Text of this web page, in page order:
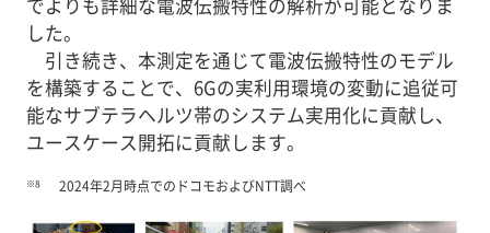
した。
引き続き、本測定を通じて電波伝搬特性のモデル
を構築することで、6Gの実利用環境の変動に追従可
能なサブテラヘルツ帯のシステム実用化に貢献し、
ユースケース開拓に貢献します。
※8 2024年2月時点でのドコモおよびNTT調べ